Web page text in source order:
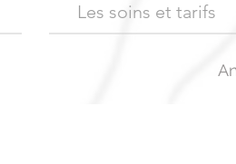
Les soins et tarifs